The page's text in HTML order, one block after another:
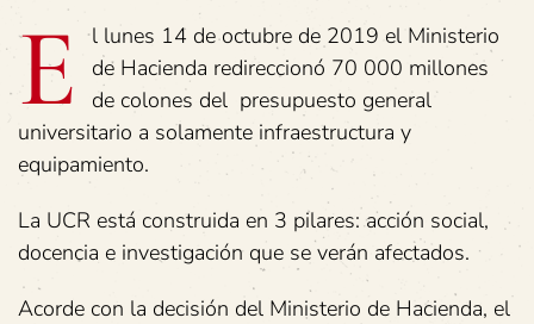
E
l lunes 14 de octubre de 2019 el Ministerio
de Hacienda redireccionó 70 000 millones
de colones del presupuesto general
universitario a solamente infraestructura y
equipamiento.
La UCR está construida en 3 pilares: acción social,
docencia e investigación que se verán afectados.
Acorde con la decisión del Ministerio de Hacienda, el